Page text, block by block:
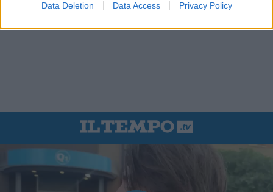
Data Deletion Data Access Privacy Policy